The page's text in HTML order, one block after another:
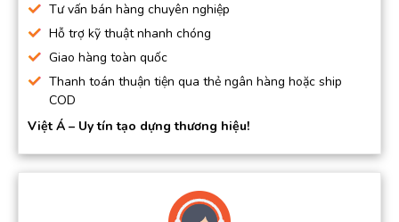
Tư vấn bán hàng chuyên nghiệp
Hỗ trợ kỹ thuật nhanh chóng
Giao hàng toàn quốc
Thanh toán thuận tiện qua thẻ ngân hàng hoặc ship
COD
Việt Á – Uy tín tạo dựng thương hiệu!